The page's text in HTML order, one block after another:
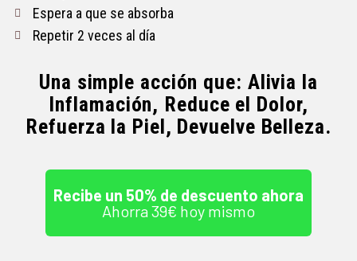
Espera a que se absorba
Repetir 2 veces al día
Una simple acción que: Alivia la
Inflamación, Reduce el Dolor,
Refuerza la Piel, Devuelve Belleza.
Recibe un 50% de descuento ahora
Ahorra 39€ hoy mismo